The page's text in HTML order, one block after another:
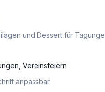
und Dessert für
Vereinsfeiern
anpassbar